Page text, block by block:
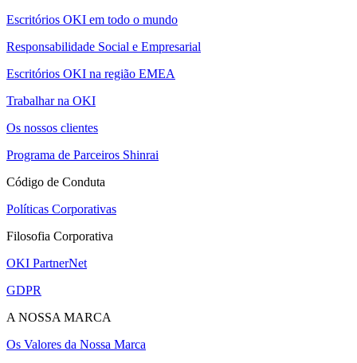
Escritórios OKI em todo o mundo
Responsabilidade Social e Empresarial
Escritórios OKI na região EMEA
Trabalhar na OKI
Os nossos clientes
Programa de Parceiros Shinrai
Código de Conduta
Políticas Corporativas
Filosofia Corporativa
OKI PartnerNet
GDPR
A NOSSA MARCA
Os Valores da Nossa Marca